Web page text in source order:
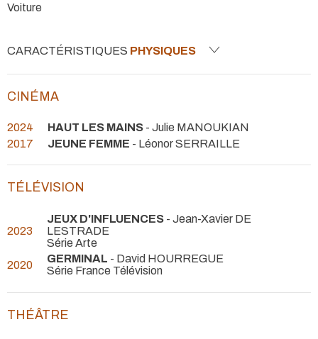
Voiture
CARACTÉRISTIQUES PHYSIQUES
CINÉMA
2024 HAUT LES MAINS - Julie MANOUKIAN
2017
JEUNE FEMME - Léonor SERRAILLE
TÉLÉVISION
2023
JEUX D'INFLUENCES - Jean-Xavier DE
LESTRADE
Série Arte
2020
GERMINAL - David HOURREGUE
Série France Télévision
THÉÂTRE